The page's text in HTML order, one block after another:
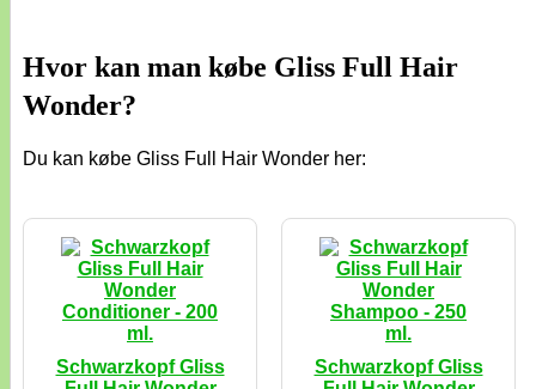
Hvor kan man købe Gliss Full Hair
Wonder?
Du kan købe Gliss Full Hair Wonder her:
Schwarzkopf Gliss
Schwarzkopf Gliss